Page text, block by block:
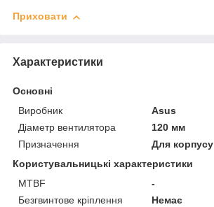
Приховати
Характеристики
Основні
Виробник
Asus
Діаметр вентилятора
120 мм
Призначення
Для корпусу
Користувальницькі характеристики
MTBF
-
Безгвинтове кріплення
Немає